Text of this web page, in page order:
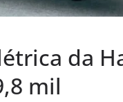
da
mil